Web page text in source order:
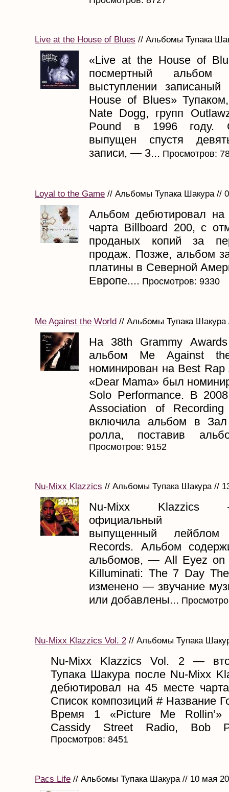
Live at the House of Blues // Альбомы Тупака
«Live at the House of
посмертный
выступлении
House of Blues»
Nate Dogg, групп
Pound в 1996 году.
выпущен спустя
записи, — 3... Просмотров:
Loyal to the Game // Альбомы Тупака Шакура //
Альбом дебютировал на
чарта Billboard 200, с
проданых копий за
продаж. Позже, альбом
платины в Северной
Европе.... Просмотров: 9330
Me Against the World // Альбомы Тупака Шакура
На 38th Grammy
альбом Me Against
номинирован на Best Rap
«Dear Mama» был
Solo Performance. В
Association of Recording
включила альбом в
ролла, поставив
Просмотров: 9152
Nu-Mixx Klazzics // Альбомы Тупака Шакура //
Nu-Mixx
официальный
выпущенный
Records. Альбом
альбомов, — All Eyez on
Killuminati: The 7 Day
изменено — звучание
или добавлены...
Nu-Mixx Klazzics Vol. 2 // Альбомы Тупака
Nu-Mixx Klazzics Vol. 2 —
Тупака Шакура после Nu-Mixx
дебютировал на 45 месте
Список композиций # Название
Время 1 «Picture Me Rollin’»
Cassidy Street Radio, Bob
Просмотров: 8451
Pacs Life // Альбомы Тупака Шакура // 10 мая